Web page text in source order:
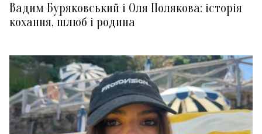
Вадим Буряковський і Оля Полякова: історія
кохання, шлюб і родина